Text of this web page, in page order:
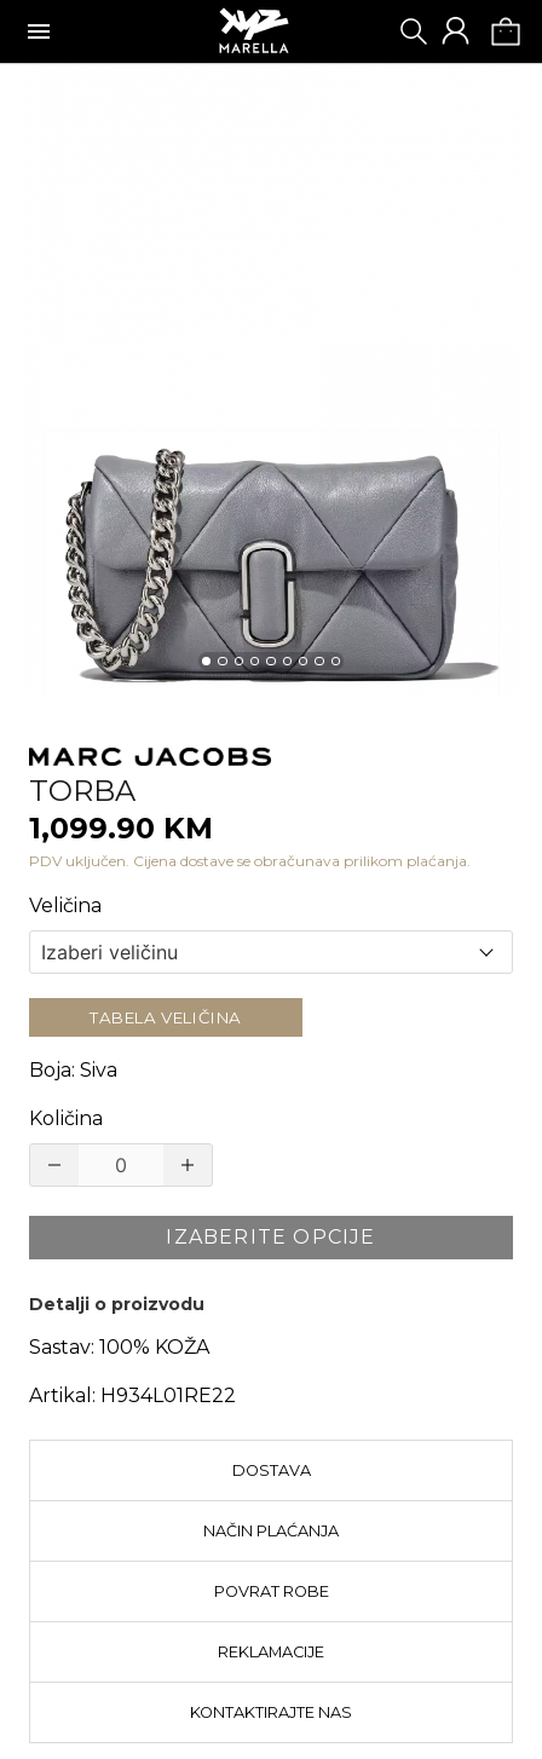
TORBA
1,099.90 KM
PDV uključen. Cijena dostave se obračunava prilikom plaćanja.
Veličina
TABELA VELIČINA
Boja: Siva
Količina
IZABERITE OPCIJE
Detalji o proizvodu
Sastav: 100% KOŽA
Artikal: H934L01RE22
DOSTAVA
NAČIN PLAĆANJA
POVRAT ROBE
REKLAMACIJE
KONTAKTIRAJTE NAS